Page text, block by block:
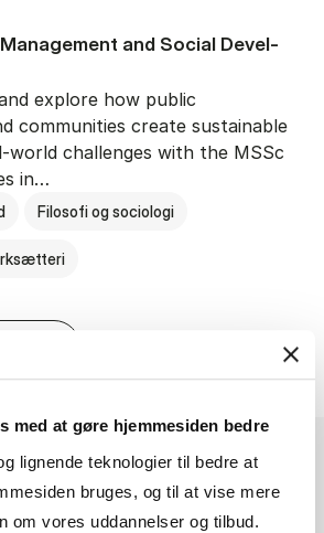
med at gøre hjemmesiden bedre
lignende teknologier til bedre at
bruges, og til at vise mere
om vores uddannelser og tilbud.
and So­cial De­vel­
explore how public
communities create sustainable
world challenges with the MSSc
in…
Filosofi og sociologi
MSSc in Pub­lic Man­age­ment